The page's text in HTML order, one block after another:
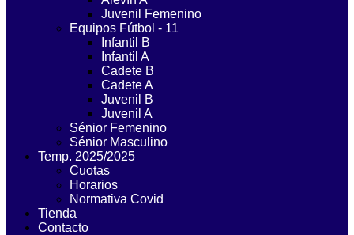
Juvenil Femenino
Equipos Fútbol - 11
Infantil B
Infantil A
Cadete B
Cadete A
Juvenil B
Juvenil A
Sénior Femenino
Sénior Masculino
Temp. 2025/2025
Cuotas
Horarios
Normativa Covid
Tienda
Contacto